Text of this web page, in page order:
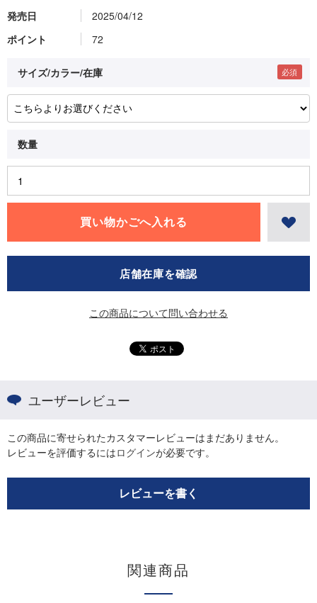
発売日
2025/04/12
ポイント
72
サイズ/カラー/在庫
店舗在庫を確認
この商品について問い合わせる
ユーザーレビュー
この商品に寄せられたカスタマーレビューはまだありません。
レビューを評価するにはログインが必要です。
レビューを書く
関連商品